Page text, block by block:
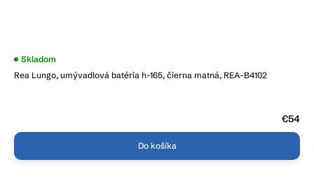
Rea Lungo, umývadlová batéria h-165, čierna matná, REA-B4102
Priemerné
produktu
Skladom
€54
Do košíka